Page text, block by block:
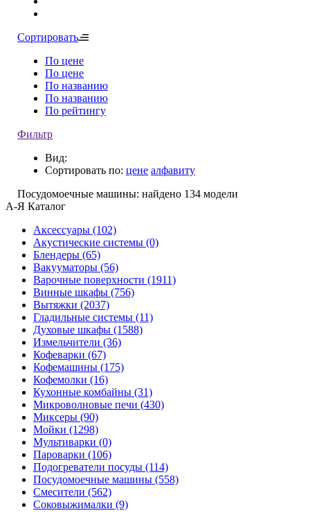
Сортировать
По цене
По цене
По названию
По названию
По рейтингу
Фильтр
Вид:
Сортировать по: цене алфавиту
Посудомоечные машины: найдено 134 модели
А-Я Каталог
Аксессуары (102)
Акустические системы (0)
Блендеры (65)
Вакууматоры (56)
Варочные поверхности (1911)
Винные шкафы (756)
Вытяжки (2037)
Гладильные системы (11)
Духовые шкафы (1588)
Измельчители (36)
Кофеварки (67)
Кофемашины (175)
Кофемолки (16)
Кухонные комбайны (31)
Микроволновые печи (430)
Миксеры (90)
Мойки (1298)
Мультиварки (0)
Пароварки (106)
Подогреватели посуды (114)
Посудомоечные машины (558)
Смесители (562)
Соковыжималки (9)